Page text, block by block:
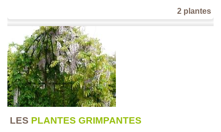
2 plantes
LES PLANTES GRIMPANTES